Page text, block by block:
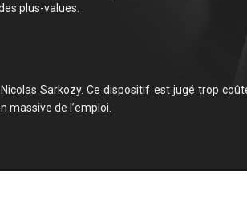
plus-values.
Sarkozy. Ce dispositif est jugé trop
de l’emploi.